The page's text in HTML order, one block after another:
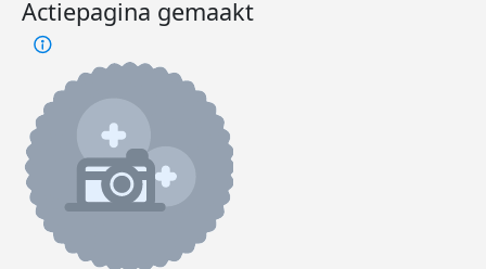
Actiepagina gemaakt